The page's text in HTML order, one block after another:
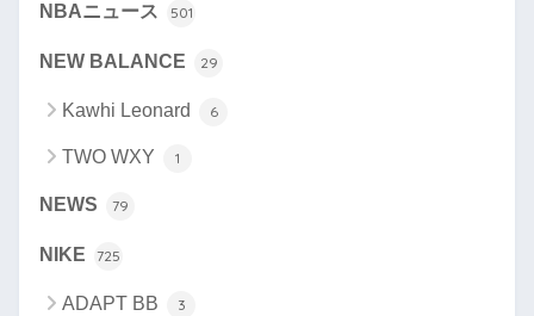
NBAニュース 501
NEW BALANCE 29
Kawhi Leonard 6
TWO WXY 1
NEWS 79
NIKE 725
ADAPT BB 3